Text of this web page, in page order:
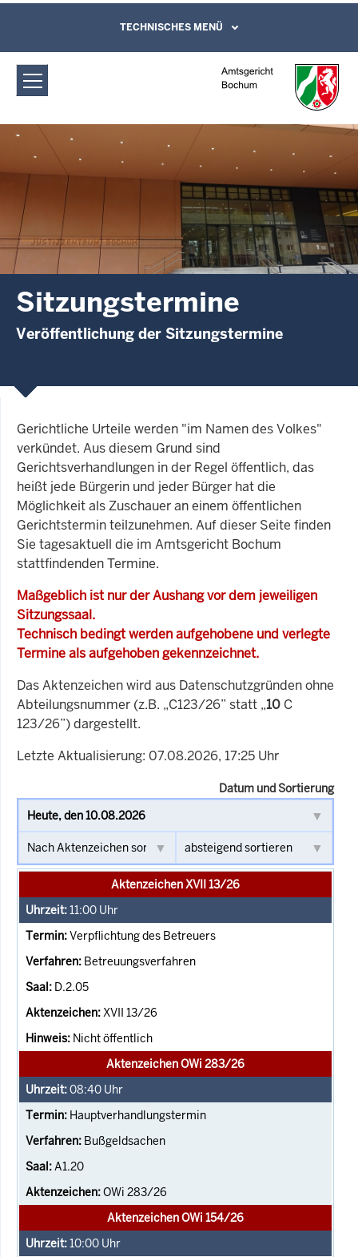
Amtsgericht Bochum: Sitzungstermine
Direkt zum Inhalt
Leichte Sprache, Gebärdensprachenvideo
und Kontaktformular
TECHNISCHES MENÜ
Sitzungstermine
Veröffentlichung der Sitzungstermine
Gerichtliche Urteile werden "im Namen des Volkes"
verkündet. Aus diesem Grund sind
Gerichtsverhandlungen in der Regel öffentlich, das
heißt jede Bürgerin und jeder Bürger hat die
Möglichkeit als Zuschauer an einem öffentlichen
Gerichtstermin teilzunehmen. Auf dieser Seite finden
Sie tagesaktuell die im Amtsgericht Bochum
stattfindenden Termine.
Maßgeblich ist nur der Aushang vor dem jeweiligen
Sitzungssaal.
Technisch bedingt werden aufgehobene und verlegte
Termine als aufgehoben gekennzeichnet.
Das Aktenzeichen wird aus Datenschutzgründen ohne
Abteilungsnummer (z.B. „C123/26” statt „10 C
123/26”) dargestellt.
Letzte Aktualisierung: 07.08.2026, 17:25 Uhr
Datum und Sortierung
Aktenzeichen XVII 13/26
11:00 Uhr
Verpflichtung des Betreuers
Betreuungsverfahren
D.2.05
XVII 13/26
Nicht öffentlich
Aktenzeichen OWi 283/26
08:40 Uhr
Hauptverhandlungstermin
Bußgeldsachen
A1.20
OWi 283/26
Aktenzeichen OWi 154/26
10:00 Uhr